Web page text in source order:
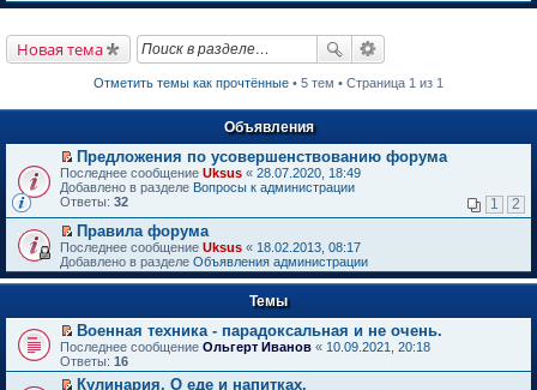
Новая тема
Отметить темы как прочтённые • 5 тем • Страница 1 из 1
Объявления
П
е
р
й
т
и
к
п
в
о
м
у
н
Предложения по усовершенствованию форума
Последнее сообщение Uksus « 28.07.2020, 18:49
Добавлено в разделе Вопросы к администрации
Ответы: 32 1 2
П
е
р
е
т
и
к
п
е
р
Правила форума
Последнее сообщение Uksus « 18.02.2013, 08:17
Добавлено в разделе Объявления администрации
Темы
П
е
р
е
Военная техника - парадоксальная и не очень.
Последнее сообщение Ольгерт Иванов « 10.09.2021, 20:18
Ответы: 16
Кулинария. О еде и напитках.